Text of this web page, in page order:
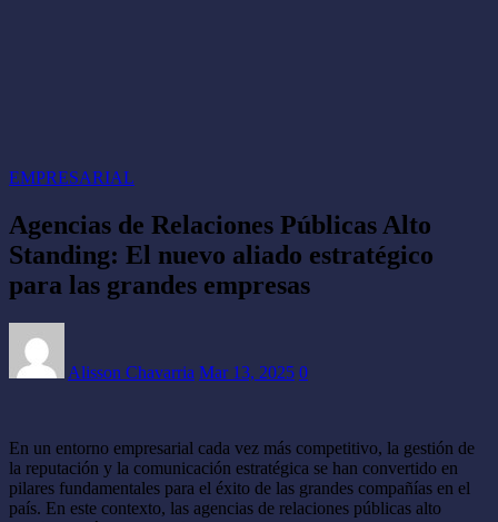
EMPRESARIAL
Agencias de Relaciones Públicas Alto
Standing: El nuevo aliado estratégico
para las grandes empresas
Alisson Chavarria Mar 13, 2025 0
En un entorno empresarial cada vez más competitivo, la gestión de
la reputación y la comunicación estratégica se han convertido en
pilares fundamentales para el éxito de las grandes compañías en el
país. En este contexto, las agencias de relaciones públicas alto